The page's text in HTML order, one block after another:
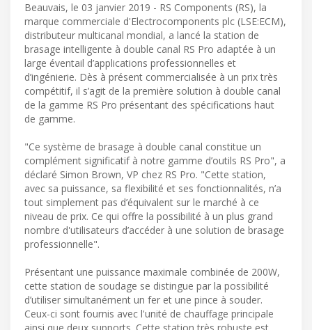
Beauvais, le 03 janvier 2019 - RS Components (RS), la
marque commerciale d'Electrocomponents plc (LSE:ECM),
distributeur multicanal mondial, a lancé la station de
brasage intelligente à double canal RS Pro adaptée à un
large éventail d’applications professionnelles et
d’ingénierie. Dès à présent commercialisée à un prix très
compétitif, il s’agit de la première solution à double canal
de la gamme RS Pro présentant des spécifications haut
de gamme.
"Ce système de brasage à double canal constitue un
complément significatif à notre gamme d’outils RS Pro", a
déclaré Simon Brown, VP chez RS Pro. "Cette station,
avec sa puissance, sa flexibilité et ses fonctionnalités, n’a
tout simplement pas d’équivalent sur le marché à ce
niveau de prix. Ce qui offre la possibilité à un plus grand
nombre d'utilisateurs d’accéder à une solution de brasage
professionnelle".
Présentant une puissance maximale combinée de 200W,
cette station de soudage se distingue par la possibilité
d’utiliser simultanément un fer et une pince à souder.
Ceux-ci sont fournis avec l'unité de chauffage principale